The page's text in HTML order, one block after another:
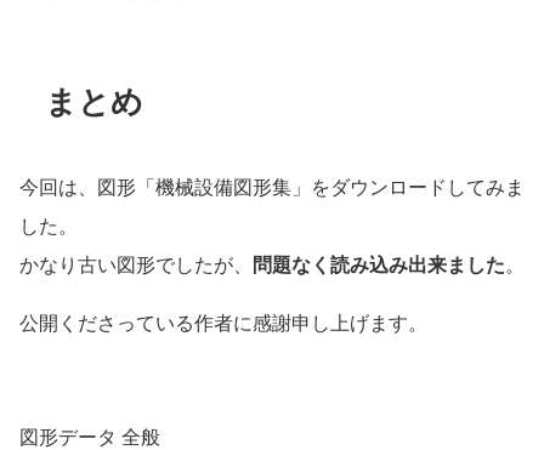
まとめ
今回は、図形「機械設備図形集」をダウンロードしてみま
した。
かなり古い図形でしたが、
問題なく読み込み出来ました。
公開くださっている作者に感謝申し上げます。
図形データ 全般